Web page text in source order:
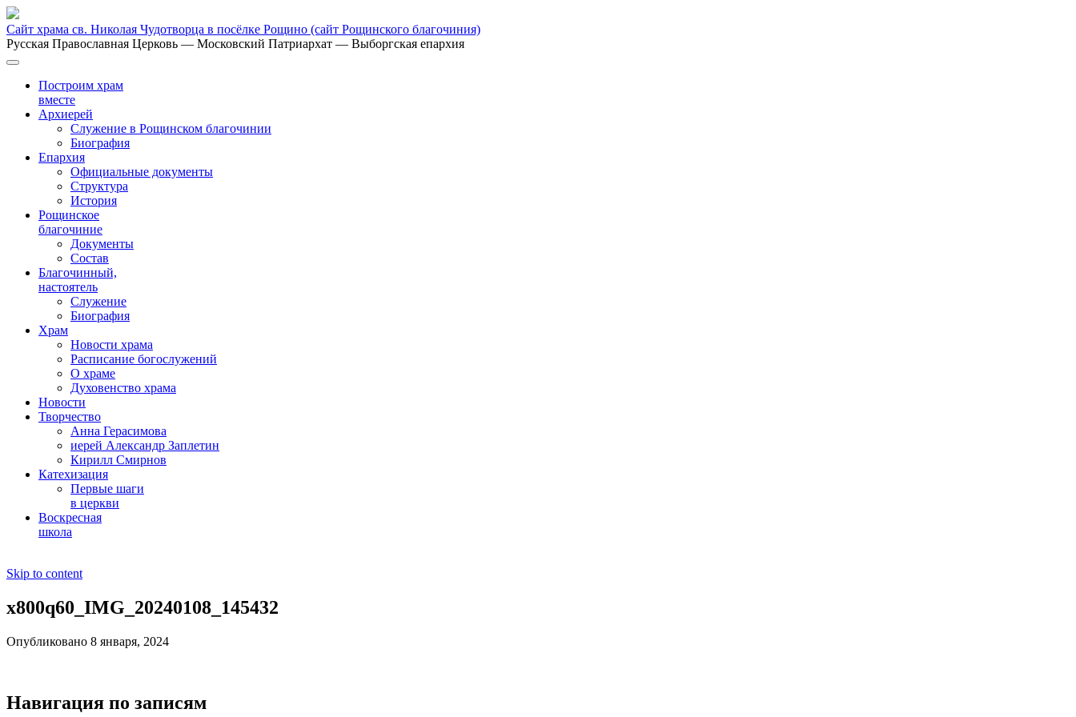
Сайт храма св. Николая Чудотворца в посёлке Рощино (сайт Рощинского благочиния)
Русская Православная Церковь — Московский Патриархат — Выборгская епархия
Построим храм
вместе
Архиерей
Служение в Рощинском благочинии
Биография
Епархия
Официальные документы
Структура
История
Рощинское
благочиние
Документы
Состав
Благочинный,
настоятель
Служение
Биография
Храм
Новости храма
Расписание богослужений
О храме
Духовенство храма
Новости
Творчество
Анна Герасимова
иерей Александр Заплетин
Кирилл Смирнов
Катехизация
Первые шаги
в церкви
Воскресная
школа
Skip to content
x800q60_IMG_20240108_145432
Опубликовано 8 января, 2024
Навигация по записям